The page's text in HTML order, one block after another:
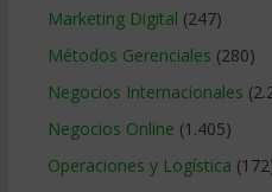
Marketing Digital (247)
Métodos Gerenciales (280)
Negocios Internacionales
Negocios Online (1.405)
Operaciones y Logística